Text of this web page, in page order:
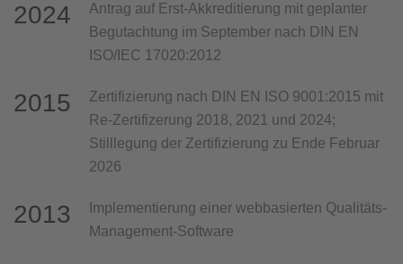
2024
Antrag auf Erst-Akkreditierung mit geplanter
Begutachtung im September nach DIN EN
ISO/IEC 17020:2012
2015
Zertifizierung nach DIN EN ISO 9001:2015 mit
Re-Zertifizerung 2018, 2021 und 2024;
Stilllegung der Zertifizierung zu Ende Februar
2026
2013
Implementierung einer webbasierten Qualitäts-
Management-Software